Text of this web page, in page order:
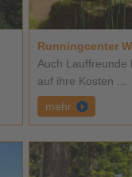
Runningcenter
Auch Lauffreunde
auf ihre Kosten ...
mehr